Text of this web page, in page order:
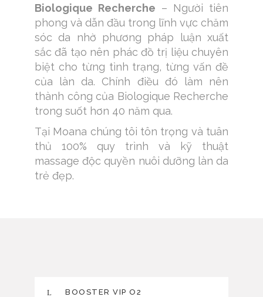
Biologique Recherche – Người tiên
phong và dẫn đầu trong lĩnh vực chăm
sóc da nhờ phương pháp luận xuất
sắc đã tạo nên phác đồ trị liệu chuyên
biệt cho từng tình trạng, từng vấn đề
của làn da. Chính điều đó làm nên
thành công của Biologique Recherche
trong suốt hơn 40 năm qua.
Tại Moana chúng tôi tôn trọng và tuân
thủ 100% quy trình và kỹ thuật
massage độc quyền nuôi dưỡng làn da
trẻ đẹp.
BOOSTER VIP O2